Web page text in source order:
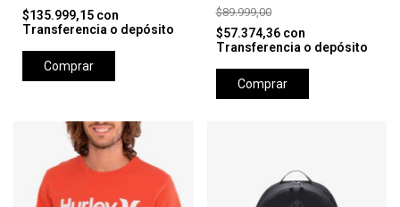
$135.999,15 con
Transferencia o depósito
Comprar
$89.999,00
$57.374,36 con
Transferencia o depósito
Comprar